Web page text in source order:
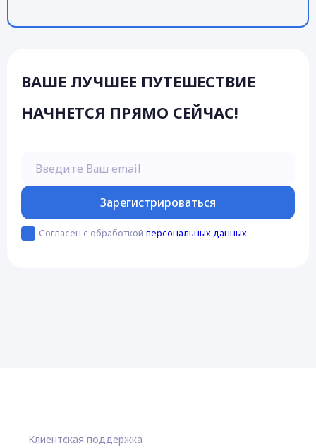
ВАШЕ ЛУЧШЕЕ ПУТЕШЕСТВИЕ
НАЧНЕТСЯ ПРЯМО СЕЙЧАС!
Зарегистрироваться
Согласен с обработкой персональных данных
Клиентская поддержка